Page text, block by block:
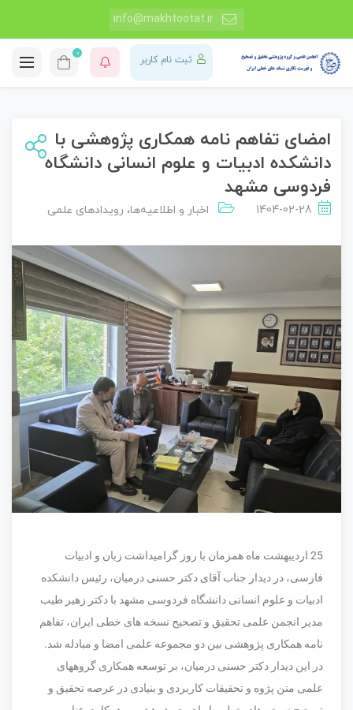
info@makhtootat.ir
ثبت نام کاربر
0
امضای تفاهم نامه همکاری پژوهشی با
دانشکده ادبیات و علوم انسانی دانشگاه
فردوسی مشهد
1404-02-28 اخبار و اطلاعیه‌ها، رویدادهای علمی
25 اردیبهشت ماه همزمان با روز گرامیداشت زبان و ادبیات
فارسی، در دیدار جناب آقای دکتر حسنی درمیان، رئیس دانشکده
ادبیات و علوم انسانی دانشگاه فردوسی مشهد با دکتر زهیر طیب
مدیر انجمن علمی تحقیق و تصحیح نسخه های خطی ایران، تفاهم
نامه همکاری پژوهشی بین دو مجموعه علمی امضا و مبادله شد.
در این دیدار دکتر حسنی درمیان، بر توسعه همکاری گروههای
علمی متن پژوه و تحقیقات کاربردی و بنیادی در عرصه تحقیق و